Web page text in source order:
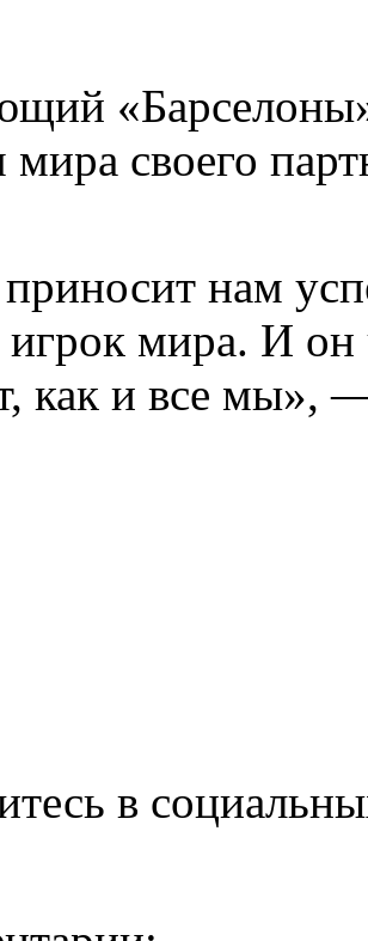
мира своего
нам
мира. И он
как и все мы»,
в